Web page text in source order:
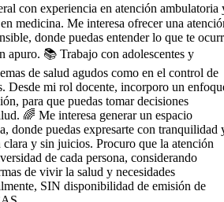
con experiencia en atención ambulatoria
medicina. Me interesa ofrecer una
donde puedas entender lo que te
apuro. 📚 Trabajo con adolescentes y
de salud agudos como en el control de
Desde mi rol docente, incorporo un
para que puedas tomar decisiones
🌈 Me interesa generar un espacio
donde puedas expresarte con tranquilidad
y sin juicios. Procuro que la atención
de cada persona, considerando
de vivir la salud y necesidades
SIN disponibilidad de emisión de